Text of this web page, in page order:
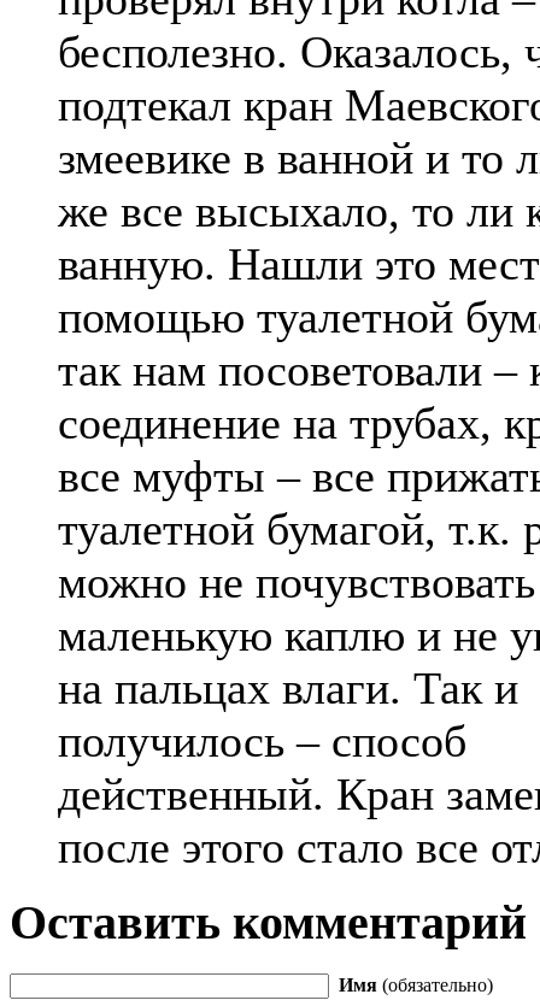
бесполезно. Оказалось,
подтекал кран
змеевике в ванной и то
же все высыхало, то ли
ванную. Нашли это
помощью туалетной
так нам посоветовали –
соединение на трубах,
все муфты – все
туалетной бумагой, т.к.
можно не почувствовать
маленькую каплю и не
на пальцах влаги. Так и
получилось – способ
действенный. Кран
после этого стало все
Оставить комментарий
Имя (обязательно)